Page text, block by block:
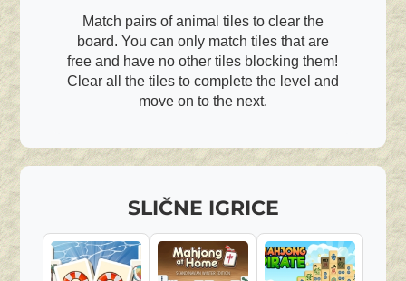
Match pairs of animal tiles to clear the
board. You can only match tiles that are
free and have no other tiles blocking them!
Clear all the tiles to complete the level and
move on to the next.
SLIČNE IGRICE